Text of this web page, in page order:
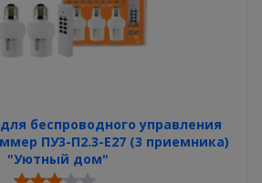
беспроводного управления
ПУ3-П2.3-Е27 (3 приемника)
"Уютный дом"